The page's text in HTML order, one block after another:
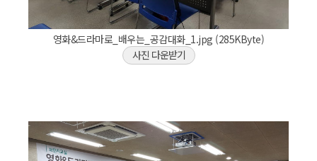
영화&드라마로_배우는_공감대화_1.jpg (285KByte)
사진 다운받기